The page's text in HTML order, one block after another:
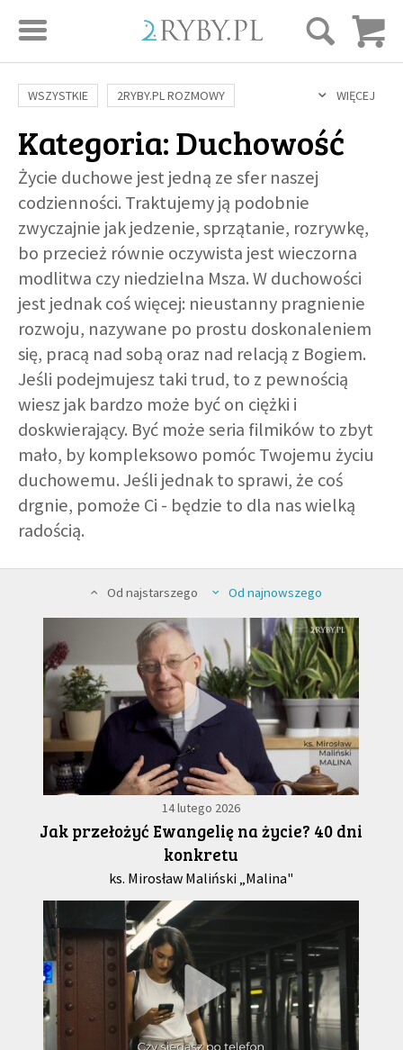
STRONA GŁÓWNA
SERIE FILMÓW
AUTORZY
BLOG
SKLEP
AUDIOBOOKI
GALERIA
DRUŻYNA
PARTNERZY
NEWSLETTER
DLA MEDIÓW
KONTAKT
WIĘCEJ
WSZYSTKIE 2RYBY.PL ROZMOWY
SAME DOBRE WIADOMOŚCI ONA I ON ROZWÓJ
SZTUKA ŻYCIA
BUDOWANIE WIĘZI RODZINA NAUKA BIBLIA
KOBIETA MĘŻCZYZNA RELIGIE FILOZOFIA
KULTURA SEKS IN VITRO ADOPCJA
Kategoria: Duchowość
Życie duchowe jest jedną ze sfer naszej
codzienności. Traktujemy ją podobnie
zwyczajnie jak jedzenie, sprzątanie, rozrywkę,
bo przecież równie oczywista jest wieczorna
modlitwa czy niedzielna Msza. W duchowości
jest jednak coś więcej: nieustanny pragnienie
rozwoju, nazywane po prostu doskonaleniem
się, pracą nad sobą oraz nad relacją z Bogiem.
Jeśli podejmujesz taki trud, to z pewnością
wiesz jak bardzo może być on ciężki i
doskwierający. Być może seria filmików to zbyt
mało, by kompleksowo pomóc Twojemu życiu
duchowemu. Jeśli jednak to sprawi, że coś
drgnie, pomoże Ci - będzie to dla nas wielką
radością.
Od najstarszego Od najnowszego
14 lutego 2026
Jak przełożyć Ewangelię na życie? 40 dni
konkretu
ks. Mirosław Maliński „Malina"